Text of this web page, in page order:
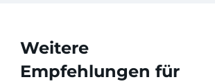
Weitere
Empfehlungen für